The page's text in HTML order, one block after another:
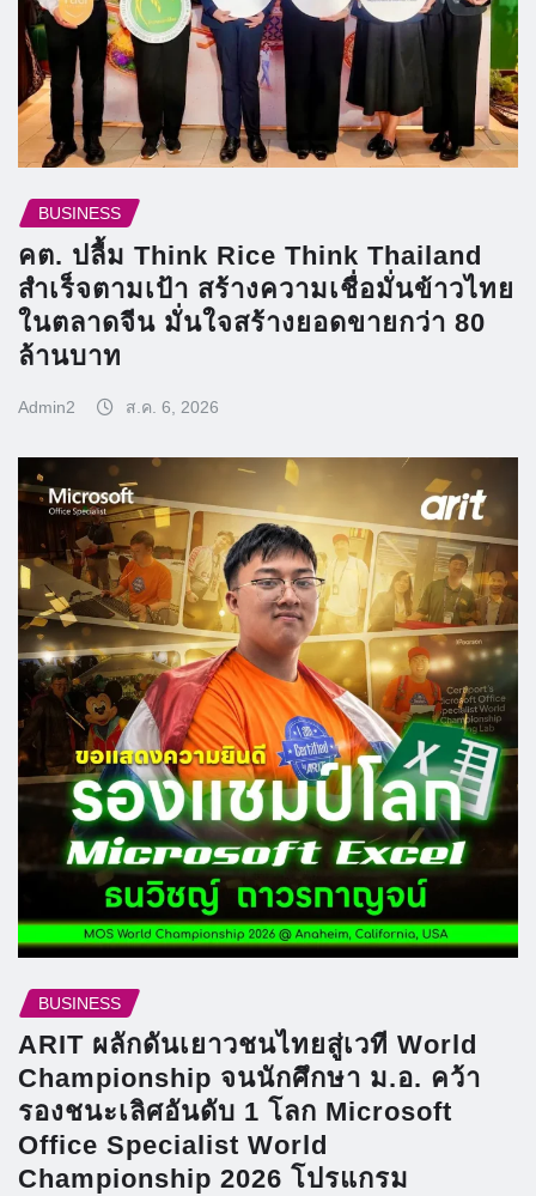
BUSINESS
คต. ปลื้ม Think Rice Think Thailand
สำเร็จตามเป้า สร้างความเชื่อมั่นข้าวไทย
ในตลาดจีน มั่นใจสร้างยอดขายกว่า 80
ล้านบาท
Admin2 ส.ค. 6, 2026
BUSINESS
ARIT ผลักดันเยาวชนไทยสู่เวที World
Championship จนนักศึกษา ม.อ. คว้า
รองชนะเลิศอันดับ 1 โลก Microsoft
Office Specialist World
Championship 2026 โปรแกรม